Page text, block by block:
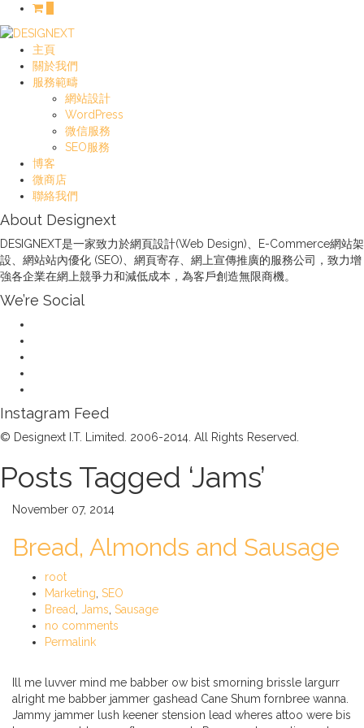
主頁
關於我們
服務範疇
網站設計
WordPress
微信服務
SEO服務
博客
微商店
聯絡我們
About Designext
DESIGNEXT是一家致力於網頁設計(Web Design)、E-Commerce網站架
設、網站站內優化 (SEO)、網頁寄存、網上宣傳推廣的服務公司，致力增
強各企業在網上競爭力和減低成本，為客戶創造無限商機。
We’re Social
Instagram Feed
© Designext I.T. Limited. 2006-2014. All Rights Reserved.
Posts Tagged ‘Jams’
November 07, 2014
Bread, Almonds and Sausage
root
Marketing, SEO
Bread, Jams, Sausage
no comments
Permalink
Ill me luvver mind me babber ow bist smorning brissle largurr
alright me babber jammer gashead Cane Shum fornbree wanna.
Jammy jammer lush keener stension lead wheres attoo were bis